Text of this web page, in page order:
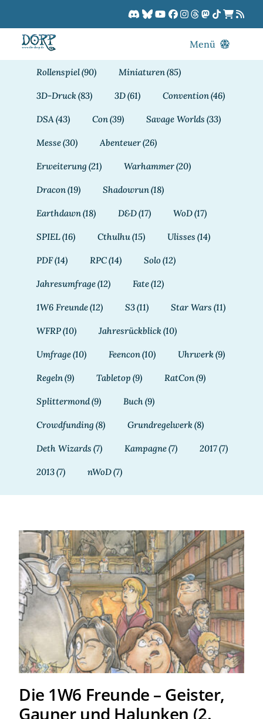
springen
Menü
Rollenspiel(90) Miniaturen(85)
3D-Druck(83) 3D(61) Convention(46)
DSA (43) Con(39) Savage Worlds (33)
Messe(30) Abenteuer(26)
Erweiterung (21) Warhammer(20)
Dracon(19) Shadowrun(18)
Earthdawn(18) D&D(17) WoD(17)
SPIEL(16) Cthulhu(15) Ulisses (14)
PDF(14) RPC(14) Solo(12)
Jahresumfrage(12) Fate(12)
1W6 Freunde(12) S3(11) Star Wars (11)
WFRP(10) Jahresrückblick(10)
Umfrage(10) Feencon(10) Uhrwerk(9)
Regeln(9) Tabletop (9) RatCon(9)
Splittermond(9) Buch(9)
Crowdfunding (8) Grundregelwerk(8)
Deth Wizards (7) Kampagne(7) 2017(7)
2013(7) nWoD(7)
Die 1W6 Freunde – Geister,
Gauner und Halunken (2.
überarbeitete Auflage)
Die 1W6 Freunde – Geister,
Gauner und Halunken (2.